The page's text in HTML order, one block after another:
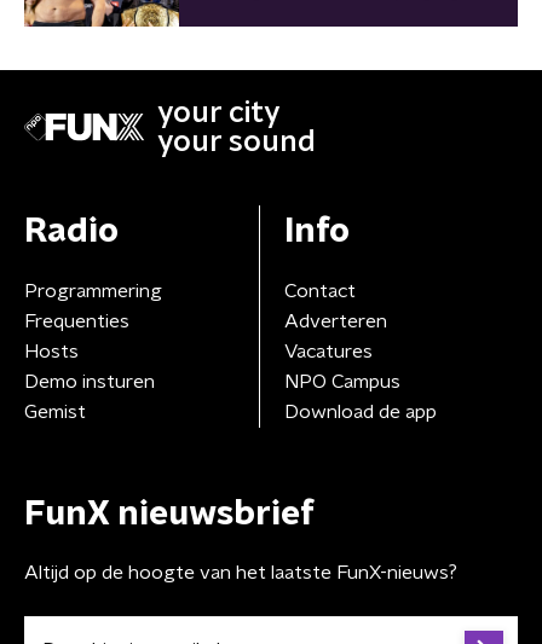
your city
your sound
Radio
Programmering
Frequenties
Hosts
Demo insturen
Gemist
Info
Contact
Adverteren
Vacatures
NPO Campus
Download de app
FunX nieuwsbrief
Altijd op de hoogte van het laatste FunX-nieuws?